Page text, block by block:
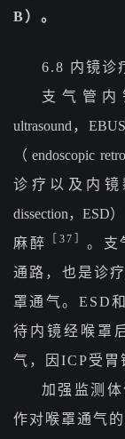
B）。
6.8 内镜诊
支气管内
ultrasound，EBUS
（ endoscopic
诊疗以及内镜
dissection，ESD
麻醉
［37］ 。支
通路，也是诊
罩通气。ESD
待内镜经喉罩
气，因ICP受胃
加强监测
作对喉罩通气